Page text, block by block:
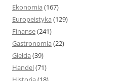
Ekonomia (167)
Europeistyka (129)
Finanse(241)
Gastronomia (22)
Giełda (39)
Handel(71)